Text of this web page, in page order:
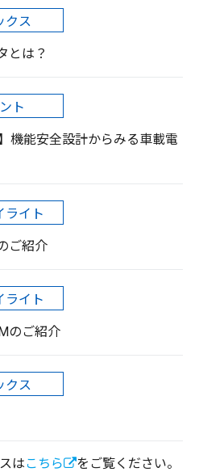
クス
とは？
ト
機能安全設計からみる車載電
ライト
ご紹介
ライト
のご紹介
クス
はこちら をご覧ください。